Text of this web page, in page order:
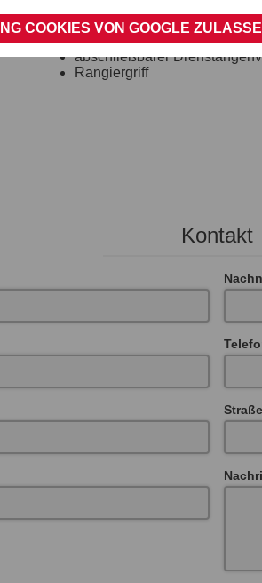
Grundträgermontage auf
Türscharniere galvanisch
abschließbarer
Rangiergriff
Kontakt
COOKIES VON GOOGLE